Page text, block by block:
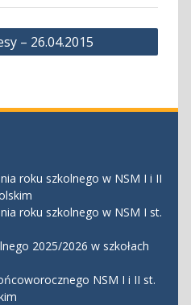
– 26.04.2015
roku szkolnego w NSM I i II
roku szkolnego w NSM I st.
2025/2026 w szkołach
NSM I i II st.